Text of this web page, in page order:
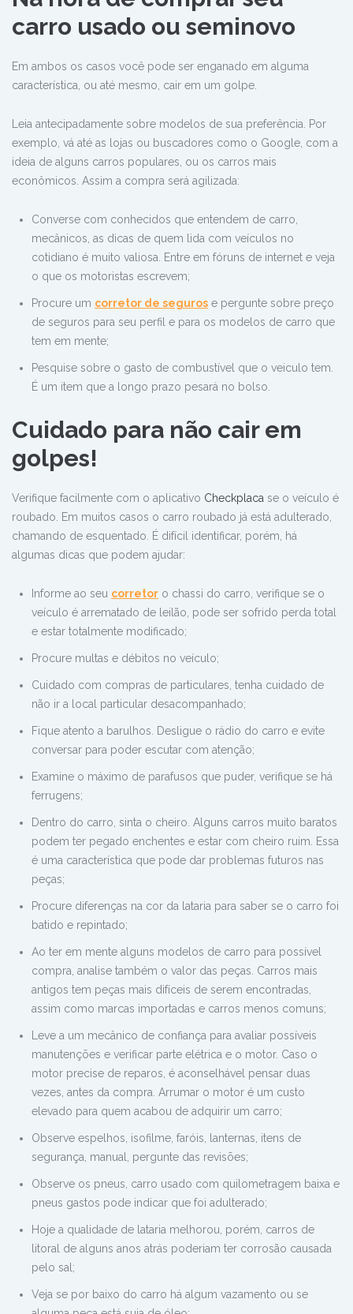
carro usado ou seminovo
Em ambos os casos você pode ser enganado em alguma
característica, ou até mesmo, cair em um golpe.
Leia antecipadamente sobre modelos de sua preferência. Por
exemplo, vá até as lojas ou buscadores como o Google, com a
ideia de alguns carros populares, ou os carros mais
econômicos. Assim a compra será agilizada:
Converse com conhecidos que entendem de carro,
mecânicos, as dicas de quem lida com veículos no
cotidiano é muito valiosa. Entre em fóruns de internet e veja
o que os motoristas escrevem;
Procure um corretor de seguros e pergunte sobre preço
de seguros para seu perfil e para os modelos de carro que
tem em mente;
Pesquise sobre o gasto de combustível que o veiculo tem.
É um item que a longo prazo pesará no bolso.
Cuidado para não cair em
golpes!
Verifique facilmente com o aplicativo Checkplaca se o veículo é
roubado. Em muitos casos o carro roubado já está adulterado,
chamando de esquentado. É difícil identificar, porém, há
algumas dicas que podem ajudar:
Informe ao seu corretor o chassi do carro, verifique se o
veículo é arrematado de leilão, pode ser sofrido perda total
e estar totalmente modificado;
Procure multas e débitos no veículo;
Cuidado com compras de particulares, tenha cuidado de
não ir a local particular desacompanhado;
Fique atento a barulhos. Desligue o rádio do carro e evite
conversar para poder escutar com atenção;
Examine o máximo de parafusos que puder, verifique se há
ferrugens;
Dentro do carro, sinta o cheiro. Alguns carros muito baratos
podem ter pegado enchentes e estar com cheiro ruim. Essa
é uma característica que pode dar problemas futuros nas
peças;
Procure diferenças na cor da lataria para saber se o carro foi
batido e repintado;
Ao ter em mente alguns modelos de carro para possível
compra, analise também o valor das peças. Carros mais
antigos tem peças mais difíceis de serem encontradas,
assim como marcas importadas e carros menos comuns;
Leve a um mecânico de confiança para avaliar possíveis
manutenções e verificar parte elétrica e o motor. Caso o
motor precise de reparos, é aconselhável pensar duas
vezes, antes da compra. Arrumar o motor é um custo
elevado para quem acabou de adquirir um carro;
Observe espelhos, isofilme, faróis, lanternas, itens de
segurança, manual, pergunte das revisões;
Observe os pneus, carro usado com quilometragem baixa e
pneus gastos pode indicar que foi adulterado;
Hoje a qualidade de lataria melhorou, porém, carros de
litoral de alguns anos atrás poderiam ter corrosão causada
pelo sal;
Veja se por baixo do carro há algum vazamento ou se